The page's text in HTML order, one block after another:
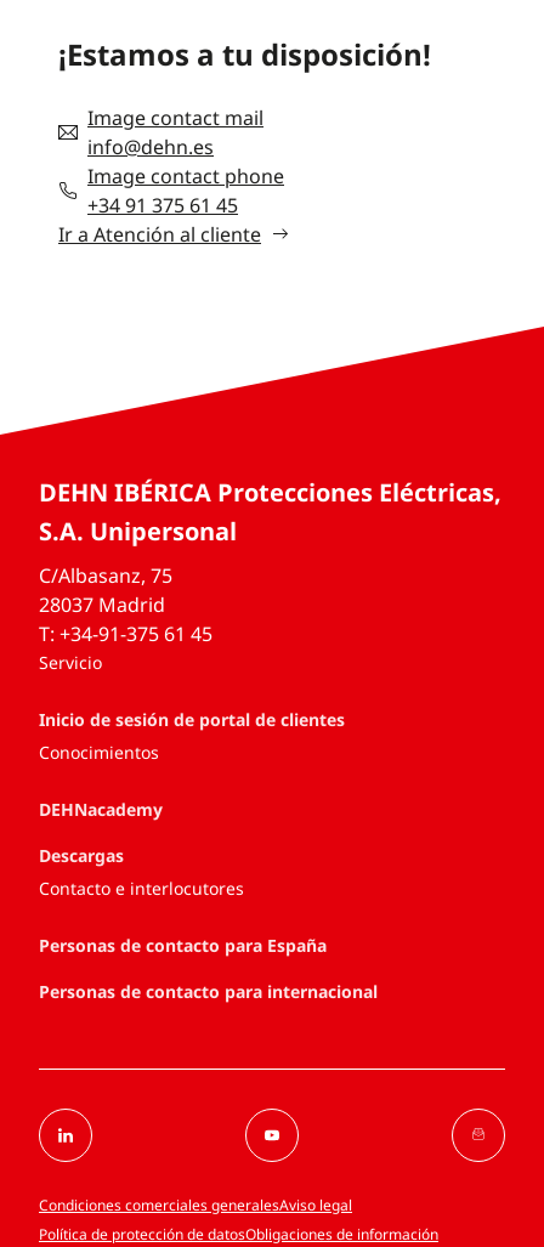
¡Estamos a tu disposición!
Image contact mail
info@dehn.es
Image contact phone
+34 91 375 61 45
Ir a Atención al cliente
DEHN IBÉRICA Protecciones Eléctricas,
S.A. Unipersonal
C/Albasanz, 75
28037 Madrid
T: +34-91-375 61 45
Servicio
Inicio de sesión de portal de clientes
Conocimientos
DEHNacademy
Descargas
Contacto e interlocutores
Personas de contacto para España
Personas de contacto para internacional
Condiciones comerciales generalesAviso legal
Política de protección de datosObligaciones de información